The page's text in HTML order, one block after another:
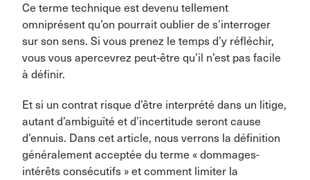
Ce terme technique est devenu tellement
omniprésent qu’on pourrait oublier de s’interroger
sur son sens. Si vous prenez le temps d’y réfléchir,
vous vous apercevrez peut-être qu’il n’est pas facile
à définir.
Et si un contrat risque d’être interprété dans un litige,
autant d’ambiguïté et d’incertitude seront cause
d’ennuis. Dans cet article, nous verrons la définition
généralement acceptée du terme « dommages-
intérêts consécutifs » et comment limiter la